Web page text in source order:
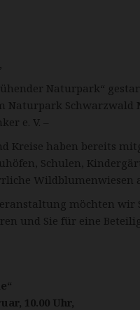
Naturpark“
Naturpark
e. V. –
Kreise haben bereits
Schulen,
Wildblumenwiesen
möchten wir
und Sie für eine
10.00 Uhr,